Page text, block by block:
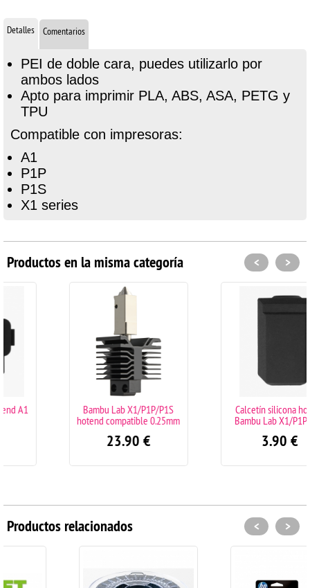
Detalles Comentarios
PEI de doble cara, puedes utilizarlo por
ambos lados
Apto para imprimir PLA, ABS, ASA, PETG y
TPU
Compatible con impresoras:
A1
P1P
P1S
X1 series
Productos en la misma categoría
Bambu Lab X1/P1P/P1S
hotend compatible 0.25mm
€
Calcetín silicona hotend
Bambu Lab X1/P1P/P1S
< >
Productos relacionados < >